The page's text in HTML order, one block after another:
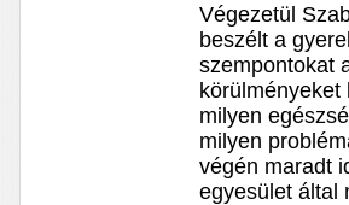
Végezetül
beszélt a
szempontokat
milyen
milyen
végén maradt
egyesület által